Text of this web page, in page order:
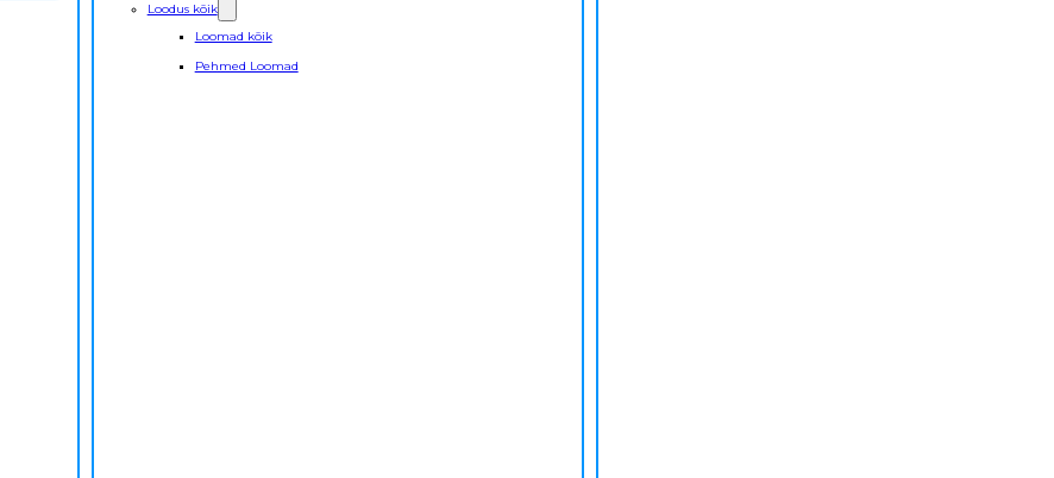
Loodus kõik
Loomad kõik
Pehmed Loomad